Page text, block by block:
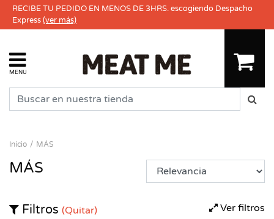
RECIBE TU PEDIDO EN MENOS DE 3HRS. escogiendo Despacho
Express(ver más)
MENU
Inicio MÁS
MÁS
Ver filtros
Filtros (Quitar)